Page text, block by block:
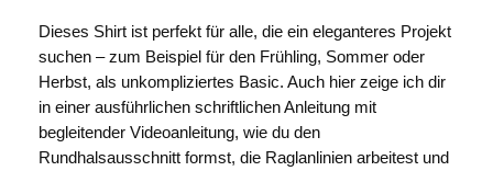
o
1
M
e
n
g
Dieses Shirt ist perfekt für alle, die ein eleganteres Projekt
suchen – zum Beispiel für den Frühling, Sommer oder
Herbst, als unkompliziertes Basic. Auch hier zeige ich dir
in einer ausführlichen schriftlichen Anleitung mit
begleitender Videoanleitung, wie du den
Rundhalsausschnitt formst, die Raglanlinien arbeitest und